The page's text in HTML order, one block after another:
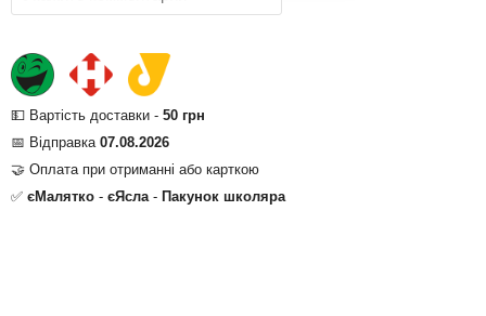
💵 Вартість доставки - 50 грн
📅 Відправка 07.08.2026
🤝 Оплата при отриманні або карткою
✅ єМалятко - єЯсла- Пакунок школяра